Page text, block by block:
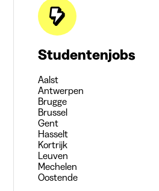
Studentenjobs
Aalst
Antwerpen
Brugge
Brussel
Gent
Hasselt
Kortrijk
Leuven
Mechelen
Oostende